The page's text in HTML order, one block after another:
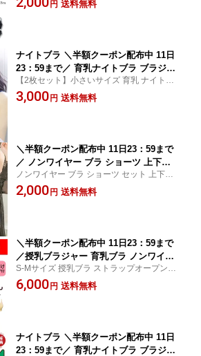
ー Aカップ Bカップ Cカップ Dカップ ラン
円 送料無料
ナイトブラ ＼半額クーポン配布中 11日
23：59まで／ 育乳ナイトブラ ブラジャ
ー 育乳ブラ ノンワイヤーブラ 脇高 昼
夜兼用 下着 スポーツブラ スポブラ 無
【2枚セット】小さいサイズ 育乳 ナイトブ
ラ 夜用 ノンワイヤー ブラジャー 補正 『ク
ロスブラ24レース 2枚組 SSサイズ』 ちい
3,000円 送料無料
＼半額クーポン配布中 11日23：59まで
／ ノンワイヤー ブラ ショーツ 上下セ
ット セットアップ ブラジャー 下着 イ
ンナー 脇高 セクシー ランジェリー
ノンワイヤー ブラ ショーツ セット 上下セ
ットアップ ブラジャー パンティー 下着 イ
ンナー 脇高 セクシー ランジェリー 70A 75
2,000円 送料無料
＼半額クーポン配布中 11日23：59まで
／授乳ブラジャー 育乳ブラ ノンワイヤ
ーブラ 脇高 昼夜兼用 下着 スポーツブ
ラ スポブラ 無地 痛くない 30代 40代 プ
S-Mサイズ 授乳ブラ ストラップオープン 前
開き ブラジャー ラクブラ24 マタニティ ノ
ンワイヤー マタニティ バストケア 授乳服
6,000円 送料無料
ナイトブラ ＼半額クーポン配布中 11日
23：59まで／ 育乳ナイトブラ ブラジャ